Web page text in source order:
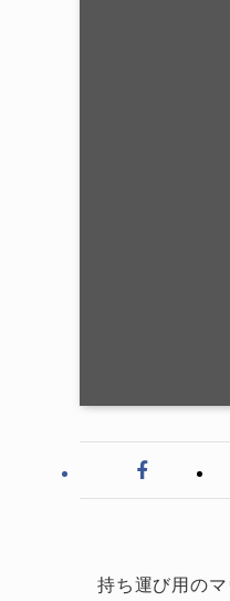
持ち運び用の